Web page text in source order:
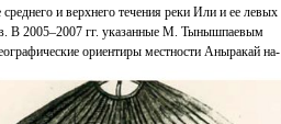
среднего и верхнего течения реки Или и ее левых
В 2005–2007 гг. указанные М. Тынышпаевым
ориентиры местности Аныракай на-